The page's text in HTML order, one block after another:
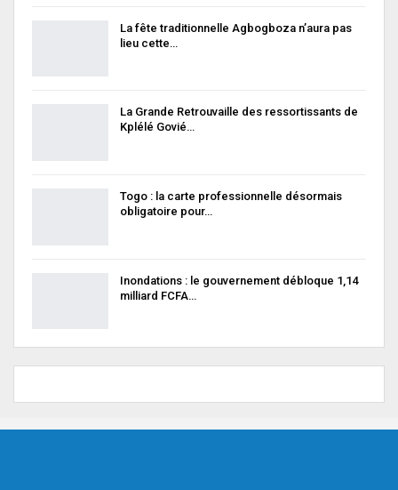
La fête traditionnelle Agbogboza n’aura pas
lieu cette…
La Grande Retrouvaille des ressortissants de
Kplélé Govié…
Togo : la carte professionnelle désormais
obligatoire pour…
Inondations : le gouvernement débloque 1,14
milliard FCFA…